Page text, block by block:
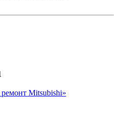
Mitsubishi»